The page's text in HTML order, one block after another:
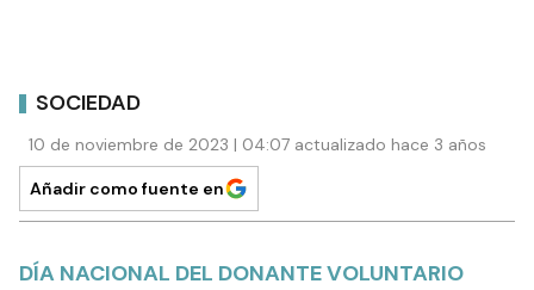
SOCIEDAD
10 de noviembre de 2023 | 04:07 actualizado hace 3 años
Añadir como fuente en
DÍA NACIONAL DEL DONANTE VOLUNTARIO